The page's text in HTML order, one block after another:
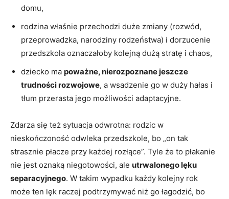
domu,
rodzina właśnie przechodzi duże zmiany (rozwód,
przeprowadzka, narodziny rodzeństwa) i dorzucenie
przedszkola oznaczałoby kolejną dużą stratę i chaos,
dziecko ma poważne, nierozpoznane jeszcze
trudności rozwojowe, a wsadzenie go w duży hałas i
tłum przerasta jego możliwości adaptacyjne.
Zdarza się też sytuacja odwrotna: rodzic w
nieskończoność odwleka przedszkole, bo „on tak
strasznie płacze przy każdej rozłące”. Tyle że to płakanie
nie jest oznaką niegotowości, ale utrwalonego lęku
separacyjnego. W takim wypadku każdy kolejny rok
może ten lęk raczej podtrzymywać niż go łagodzić, bo